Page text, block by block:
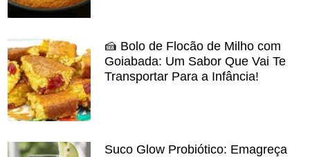
🍰 Bolo de Flocão de Milho com
Goiabada: Um Sabor Que Vai Te
Transportar Para a Infância!
Suco Glow Probiótico: Emagreça